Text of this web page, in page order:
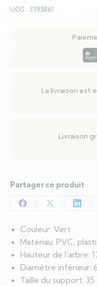
Couleur: Vert
Matériau: PVC,
Hauteur de l’arbre:
Diamètre inférieur:
Taille du support: 35
UGS : 3395861
La livraison est
Livraison
Partager ce produit
Partager
sur
Facebook
Partager
sur
X